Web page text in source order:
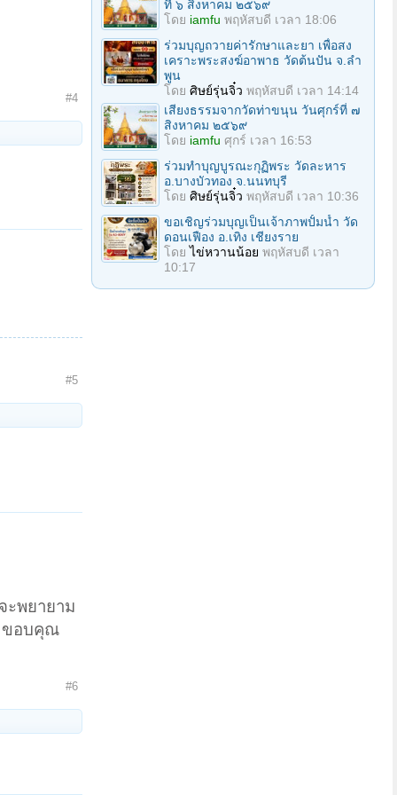
#4
#5
ะพยายาม
ขอบคุณ
#6
ที่ ๖ สิงหาคม ๒๕๖๙
โดย iamfu พฤหัสบดี เวลา 18:06
ร่วมบุญถวายค่ารักษาและยา เพื่อสง
เคราะพระสงฆ์อาพาธ วัดต้นปัน จ.ลํา
พูน
โดย ศิษย์รุ่นจิ๋ว พฤหัสบดี เวลา 14:14
เสียงธรรมจากวัดท่าขนุน วันศุกร์ที่ ๗
สิงหาคม ๒๕๖๙
โดย iamfu ศุกร์ เวลา 16:53
ร่วมทําบุญบูรณะกุฏิพระ วัดละหาร
อ.บางบัวทอง จ.นนทบุรี
โดย ศิษย์รุ่นจิ๋ว พฤหัสบดี เวลา 10:36
ขอเชิญร่วมบุญเป็นเจ้าภาพปั้มน้ำ วัด
ดอนเฟือง อ.เทิง เชียงราย
โดยไข่หวานน้อย พฤหัสบดี เวลา
10:17